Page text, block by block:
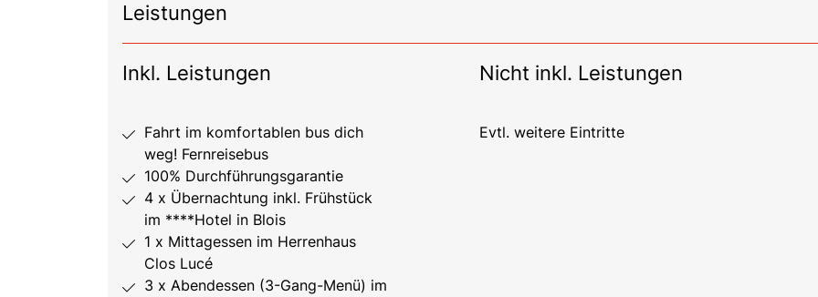
Leistungen
Inkl. Leistungen
Fahrt im komfortablen bus dich
weg! Fernreisebus
100% Durchführungsgarantie
4 x Übernachtung inkl. Frühstück
im ****Hotel in Blois
1 x Mittagessen im Herrenhaus
Clos Lucé
3 x Abendessen (3-Gang-Menü) im
Nicht inkl. Leistungen
Evtl. weitere Eintritte